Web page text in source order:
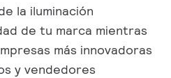
la iluminación
de tu marca mientras
más innovadoras
y vendedores